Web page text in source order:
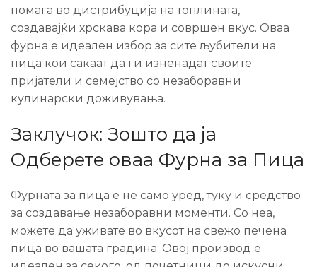
помага во дистрибуција на топлината,
создавајќи хрскава кора и совршен вкус. Оваа
фурна е идеален избор за сите љубители на
пица кои сакаат да ги изненадат своите
пријатели и семејство со незаборавни
кулинарски доживувања.
Заклучок: Зошто да ја
Одберете оваа Фурна за Пица
Фурната за пица е не само уред, туку и средство
за создавање незаборавни моменти. Со неа,
можете да уживате во вкусот на свежо печена
пица во вашата градина. Овој производ е